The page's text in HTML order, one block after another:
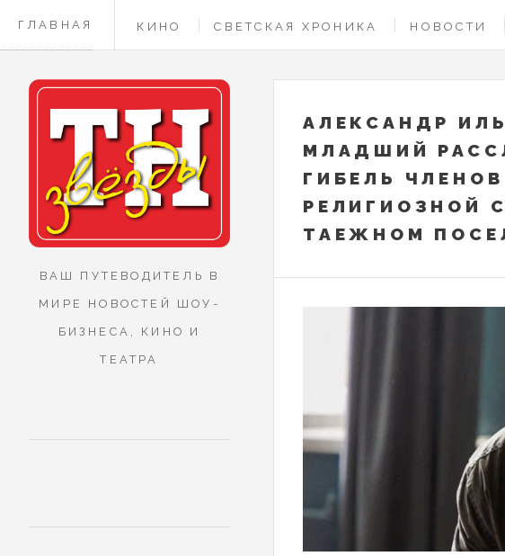
ГЛАВНАЯ КИНО СВЕТСКАЯ ХРОНИКА НОВОСТИ
КОНТАКТЫ
АЛЕКСАНДР
МЛАДШИЙ
ГИБЕЛЬ ЧЛЕНОВ
РЕЛИГИОЗНОЙ
ТАЕЖНОМ
ВАШ ПУТЕВОДИТЕЛЬ В
МИРЕ НОВОСТЕЙ ШОУ-
БИЗНЕСА, КИНО И
ТЕАТРА